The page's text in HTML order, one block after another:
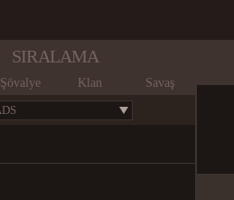
SIRALAMA
Şövalye Klan Savaş